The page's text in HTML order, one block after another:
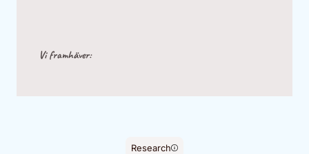
Vi framhäver:
Research